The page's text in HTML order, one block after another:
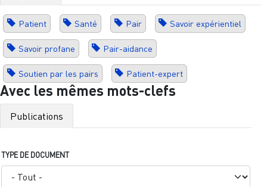
Patient Santé Pair Savoir expérientiel
Savoir profane Pair-aidance
Soutien par les pairs Patient-expert
Avec les mêmes mots-clefs
Publications
TYPE DE DOCUMENT